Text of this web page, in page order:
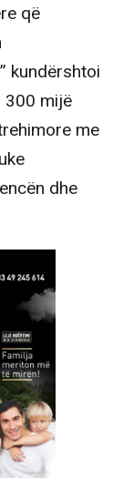
që
kundërshtoi
300 mijë
me
dhe